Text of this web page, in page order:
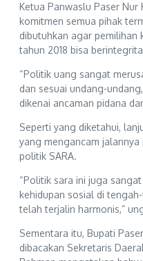
Ketua Panwaslu Paser Nur
komitmen semua pihak
dibutuhkan agar pemilihan
tahun 2018 bisa
“Politik uang sangat
dan sesuai undang-
dikenai ancaman pidana
Seperti yang diketahui,
yang mengancam
politik SARA.
“Politik sara ini juga
kehidupan sosial di
telah terjalin harmonis,”
Sementara itu, Bupati
dibacakan Sekretaris